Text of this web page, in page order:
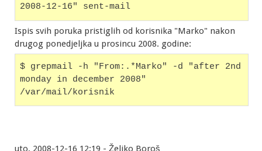
2008-12-16" sent-mail
Ispis svih poruka pristiglih od korisnika "Marko" nakon
drugog ponedjeljka u prosincu 2008. godine:
$ grepmail -h "From:.*Marko" -d "after 2nd
monday in december 2008"
/var/mail/korisnik
uto, 2008-12-16 12:19 - Željko Boroš